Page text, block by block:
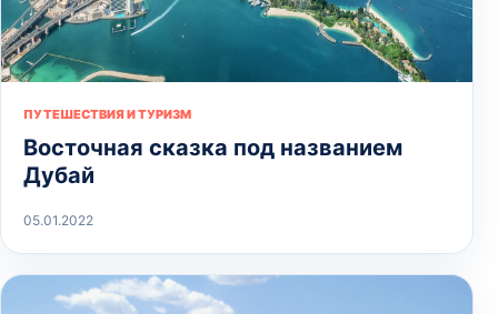
ПУТЕШЕСТВИЯ И ТУРИЗМ
Восточная сказка под названием
Дубай
05.01.2022